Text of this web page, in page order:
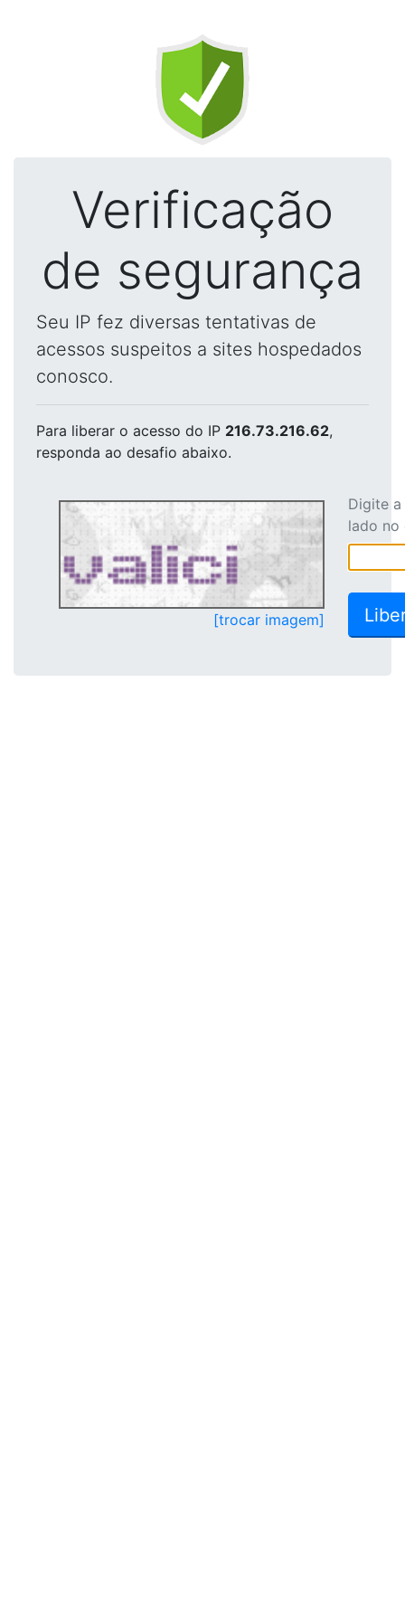
Verificação
de segurança
Seu IP fez diversas tentativas de
acessos suspeitos a sites hospedados
conosco.
Para liberar o acesso do IP 216.73.216.62,
responda ao desafio abaixo.
[trocar imagem]
Digite
lado no